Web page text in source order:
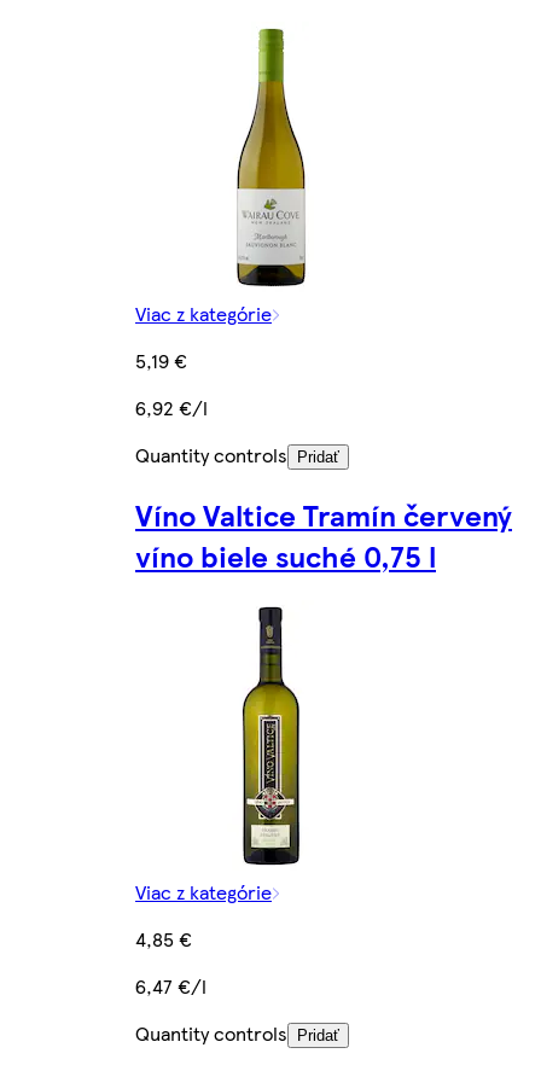
Viac z kategórie
5,19 €
6,92 €/l
Quantity controls
Pridať
Víno Valtice Tramín červený
víno biele suché 0,75 l
Viac z kategórie
4,85 €
6,47 €/l
Quantity controls
Pridať